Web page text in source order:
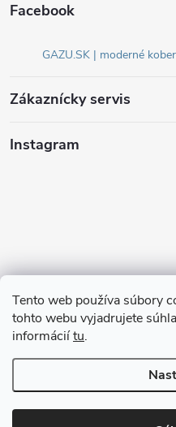
Tento web používa súbory
tohto webu vyjadrujete
informáciítu.
Facebook
GAZU.SK | moderné
Zákaznícky servis
Instagram
Sledovať na
Copyright 2026GAZU.SK |